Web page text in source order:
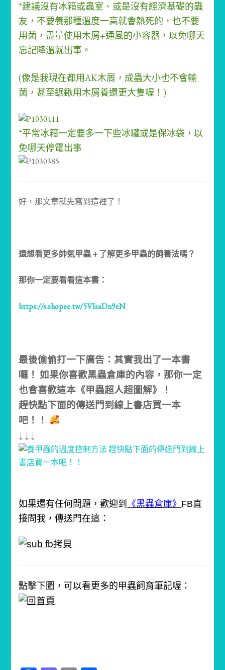
*建議沒有冰箱或蟲室、或是沒有經濟基礎的蟲
友，不要養那種溫度一高就會熱死的，也不要
用菌，盡量使用木屑+通風的小容器，以免哪天
忘記降溫就出事。
(像是我現在都用AK木屑，成蟲大小也不會輸
菌，甚至鋸鍬用木屑養還更大隻喔！)
*平常冰箱一定要多一下些冰罐或是保冰袋，以
免哪天停電出事
好，那文章就先寫到這裡了！
還想看更多帥氣甲蟲 + 了解更多甲蟲的飼養法嗎？
那你一定要看看這本書：
https://s.shopee.tw/5VIsaDn9eN
最後偷偷打一下廣告：其實我出了一本書
囉！ 如果你喜歡黑蟲倉庫的內容，那你一定
也會喜歡這本《甲蟲超人超圖解》！
趕快點下面的傳送門到線上書店買一本
吧！！
↓ ↓ ↓
如果還有任何問題，歡迎到 《黑蟲倉庫》 FB直
接問我，傳送門在這：
點擊下圖，可以看更多的甲蟲飼育筆記喔：